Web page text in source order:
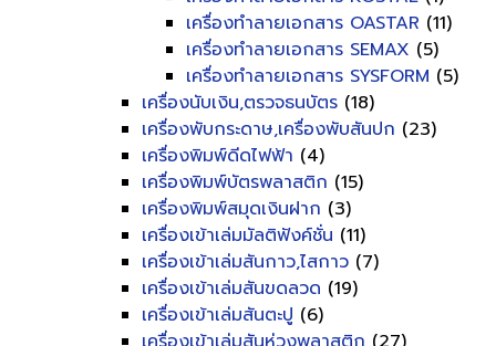
เครื่องทำลายเอกสาร OASTAR (11)
เครื่องทำลายเอกสาร SEMAX (5)
เครื่องทำลายเอกสาร SYSFORM (5)
เครื่องนับเงิน,ตรวจธนบัตร (18)
เครื่องพับกระดาษ,เครื่องพับสันปก (23)
เครื่องพิมพ์ดีดไฟฟ้า (4)
เครื่องพิมพ์บัตรพลาสติก (15)
เครื่องพิมพ์สมุดเงินฝาก (3)
เครื่องเข้าเล่มมัลติฟังค์ชั่น (11)
เครื่องเข้าเล่มสันกาว,ไสกาว (7)
เครื่องเข้าเล่มสันขดลวด (19)
เครื่องเข้าเล่มสันตะปู (6)